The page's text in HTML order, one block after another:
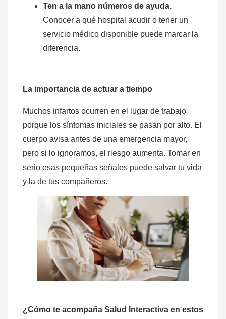
Ten a la mano números de ayuda.
Conocer a qué hospital acudir o tener un
servicio médico disponible puede marcar la
diferencia.
La importancia de actuar a tiempo
Muchos infartos ocurren en el lugar de trabajo
porque los síntomas iniciales se pasan por alto. El
cuerpo avisa antes de una emergencia mayor,
pero si lo ignoramos, el riesgo aumenta. Tomar en
serio esas pequeñas señales puede salvar tu vida
y la de tus compañeros.
¿Cómo te acompaña Salud Interactiva en estos